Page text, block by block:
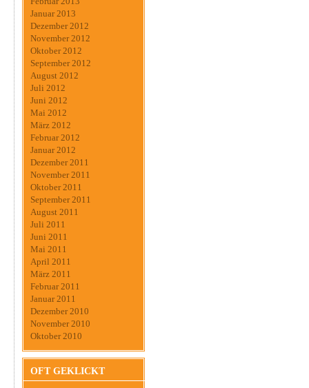
Januar 2013
Dezember 2012
November 2012
Oktober 2012
September 2012
August 2012
Juli 2012
Juni 2012
Mai 2012
März 2012
Februar 2012
Januar 2012
Dezember 2011
November 2011
Oktober 2011
September 2011
August 2011
Juli 2011
Juni 2011
Mai 2011
April 2011
März 2011
Februar 2011
Januar 2011
Dezember 2010
November 2010
Oktober 2010
OFT GEKLICKT